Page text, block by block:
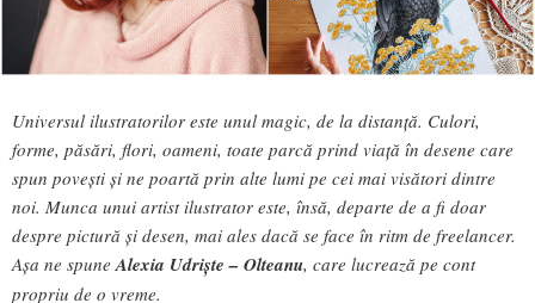
Universul ilustratorilor este unul magic, de la distanță. Culori,
forme, păsări, flori, oameni, toate parcă prind viață în desene care
spun povești și ne poartă prin alte lumi pe cei mai visători dintre
noi. Munca unui artist ilustrator este, însă, departe de a fi doar
despre pictură și desen, mai ales dacă se face în ritm de freelancer.
Așa ne spune Alexia Udriște – Olteanu, care lucrează pe cont
propriu de o vreme.